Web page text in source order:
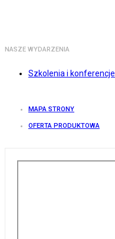
NASZE WYDARZENIA
Szkolenia i konferencje
MAPA STRONY
OFERTA PRODUKTOWA